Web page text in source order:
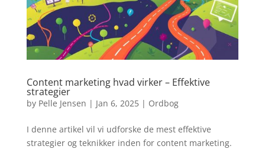
Content marketing hvad virker – Effektive
strategier
by Pelle Jensen | Jan 6, 2025| Ordbog
I denne artikel vil vi udforske de mest effektive
strategier og teknikker inden for content marketing.